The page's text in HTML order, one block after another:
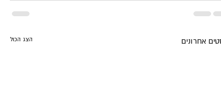
אחרונים הצג הכול